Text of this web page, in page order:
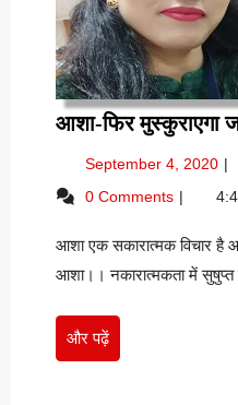
आशा-फिर मुस्कुराएगा
September 4, 2020
0 Comments
आशा एक सकारात्मक विचार है
आशा।। नकारात्मकता में
और पढ़ेंऔर
पढ़ें